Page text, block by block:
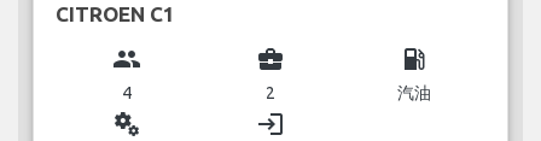
CITROEN C1
group
4
business_center
2
local_gas_station
汽油
miscellaneous_services login